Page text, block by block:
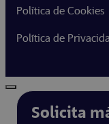
Política de Cookies
Política de
Solicita